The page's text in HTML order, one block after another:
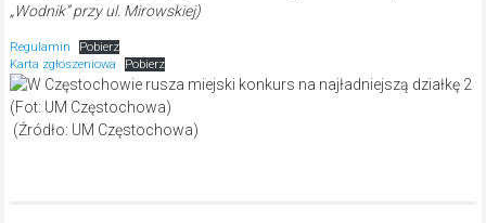
„Wodnik” przy ul. Mirowskiej)
Regulamin
Pobierz
Karta zgłoszeniowa
Pobierz
(Fot: UM Częstochowa)
(Źródło: UM Częstochowa)